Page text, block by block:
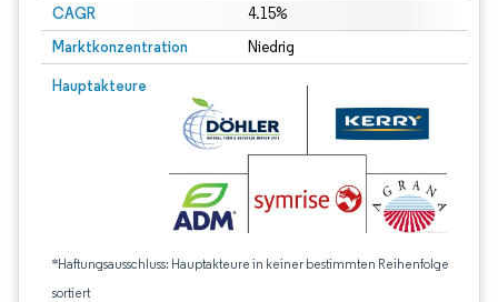
CAGR 4.15%
Marktkonzentration Niedrig
Hauptakteure
*Haftungsausschluss: Hauptakteure in keiner bestimmten Reihenfolge
sortiert